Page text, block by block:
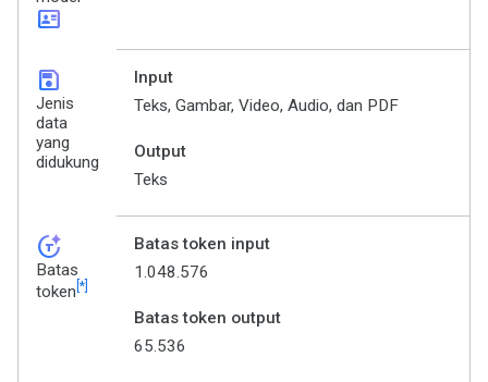
id_card
save
Jenis
data
yang
didukung
Input
Teks, Gambar, Video, Audio, dan PDF
Output
Teks
token_auto
Batas
token [*]
Batas token input
1.048.576
Batas token output
65.536